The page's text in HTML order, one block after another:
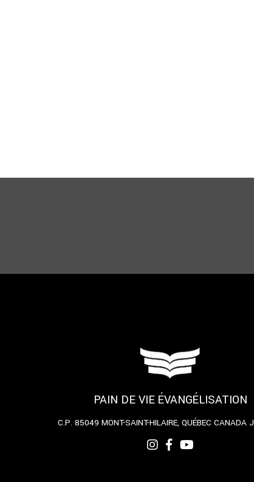
PAIN DE VIE ÉVANGÉLISATION
C.P. 85049 MONT-SAINT-HILAIRE, QUÉBEC CANADA